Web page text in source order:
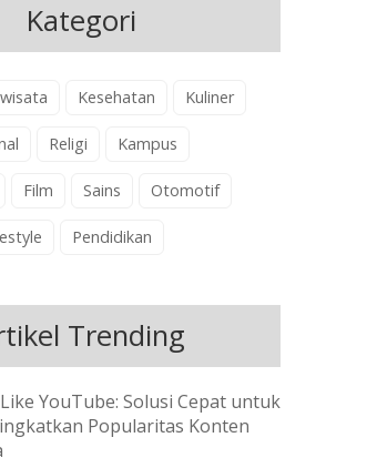
Kategori
Kesehatan Kuliner
Religi Kampus
Film Sains Otomotif
Pendidikan
Trending
Like YouTube: Solusi Cepat untuk
Popularitas Konten